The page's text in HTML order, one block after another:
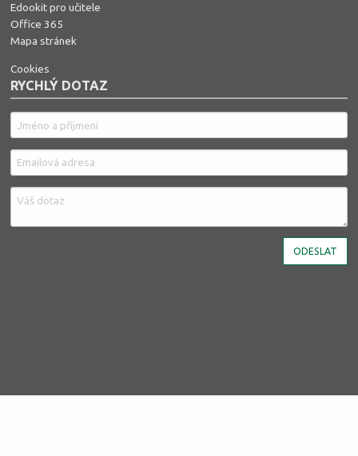
Edookit pro učitele
Office 365
Mapa stránek
Cookies
RYCHLÝ DOTAZ